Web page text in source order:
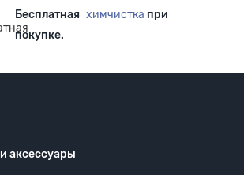
Бесплатная химчистка при
покупке.
и аксессуары